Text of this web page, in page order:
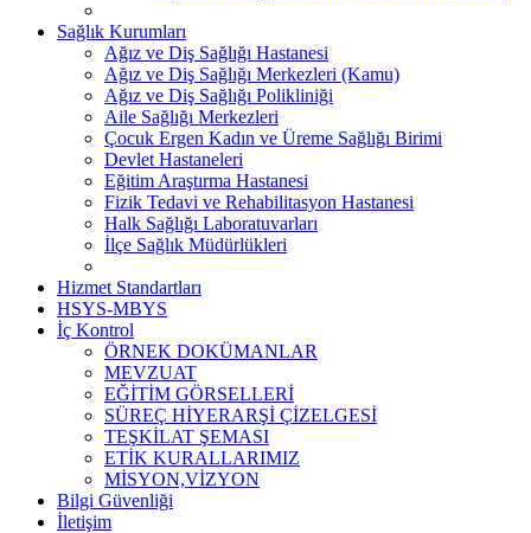
Sağlık Kurumları
Ağız ve Diş Sağlığı Hastanesi
Ağız ve Diş Sağlığı Merkezleri (Kamu)
Ağız ve Diş Sağlığı Polikliniği
Aile Sağlığı Merkezleri
Çocuk Ergen Kadın ve Üreme Sağlığı Birimi
Devlet Hastaneleri
Eğitim Araştırma Hastanesi
Fizik Tedavi ve Rehabilitasyon Hastanesi
Halk Sağlığı Laboratuvarları
İlçe Sağlık Müdürlükleri
Hizmet Standartları
HSYS-MBYS
İç Kontrol
ÖRNEK DOKÜMANLAR
MEVZUAT
EĞİTİM GÖRSELLERİ
SÜREÇ HİYERARŞİ ÇİZELGESİ
TEŞKİLAT ŞEMASI
ETİK KURALLARIMIZ
MİSYON,VİZYON
Bilgi Güvenliği
İletişim